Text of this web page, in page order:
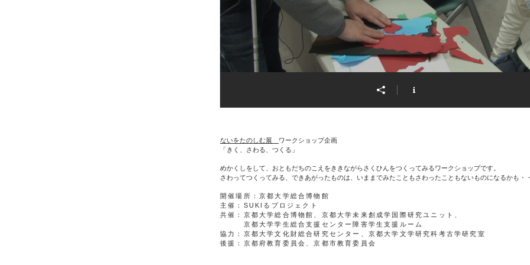
ないをたのしむ展
ワークショップ企画
「きく、さわる、つくる」
めかくしをして、おともだちのこえをききながらさくひんをつくってみるワークショップです。
さわってつくってみる、できあがったものは、いままでみたこともさわったこともないものになるかも・
開催場所：京都大学総合博物館
​主催：SUKIるプロジェクト
共催：京都大学総合博物館、京都大学未来創成学国際研究ユニット、
京都大学学生総合支援センター障害学生支援ルーム
協力：京都大学文化財総合研究センター、京都大学文学研究科考古学研究室
後援：京都府教育委員会、京都市教育委員会